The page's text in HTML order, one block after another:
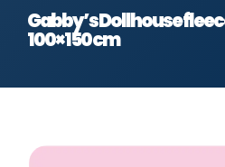
Gabby’s Dollhouse
100×150 cm